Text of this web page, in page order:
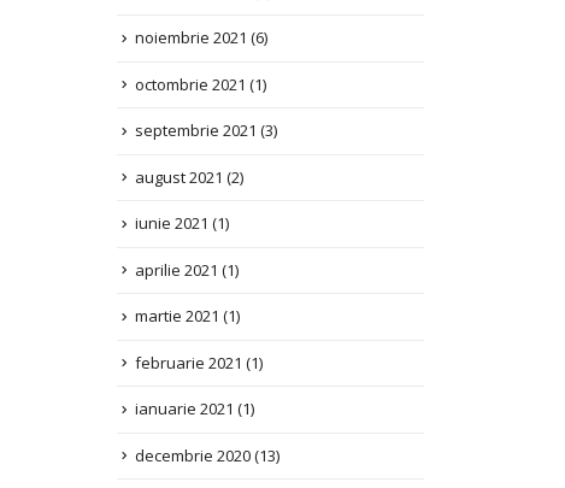
octombrie 2021 (1)
septembrie 2021(3)
august 2021 (2)
iunie 2021(1)
aprilie 2021(1)
martie 2021 (1)
februarie 2021
ianuarie 2021(1)
decembrie 2020(13)
noiembrie 2020(5)